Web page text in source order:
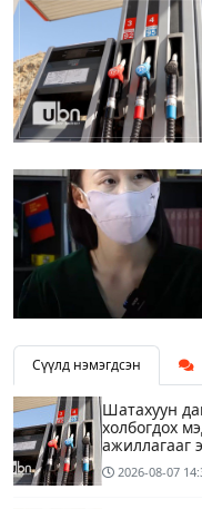
Сүүлд нэмэгдсэн
Шатахуун
холбогдох
ажиллагааг
2026-08-07